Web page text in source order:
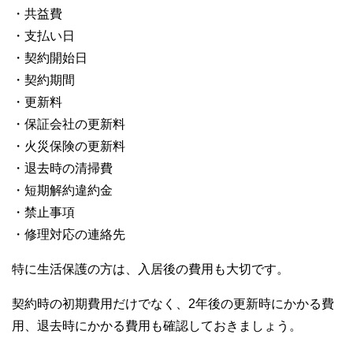
・共益費
・支払い日
・契約開始日
・契約期間
・更新料
・保証会社の更新料
・火災保険の更新料
・退去時の清掃費
・短期解約違約金
・禁止事項
・修理対応の連絡先
特に生活保護の方は、入居後の費用も大切です。
契約時の初期費用だけでなく、2年後の更新時にかかる費
用、退去時にかかる費用も確認しておきましょう。